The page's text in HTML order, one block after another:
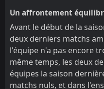
Un affrontement
Avant le début de la
deux derniers matchs
l'équipe n'a pas encore
même temps, les deux
équipes la saison
matchs nuls, et dans